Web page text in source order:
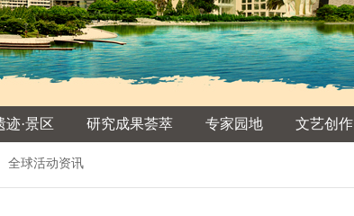
迹·景区 研究成果荟萃 专家园地 文艺创作
全球活动资讯